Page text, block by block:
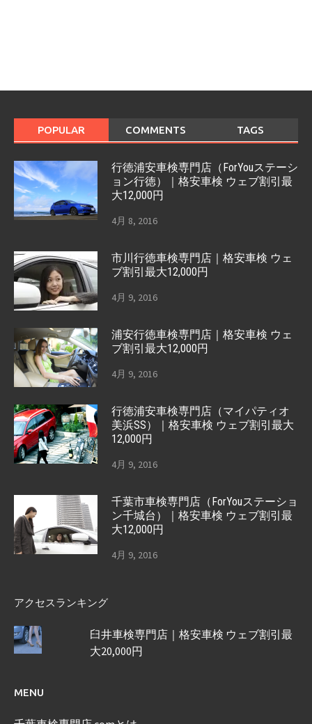
POPULAR COMMENTS TAGS
行徳浦安車検専門店（ForYouステーシ
ョン行徳）｜格安車検 ウェブ割引最
大12,000円
4月 8, 2016
市川行徳車検専門店｜格安車検 ウェ
ブ割引最大12,000円
4月 9, 2016
浦安行徳車検専門店｜格安車検 ウェ
ブ割引最大12,000円
4月 9, 2016
行徳浦安車検専門店（マイパティオ
美浜SS）｜格安車検 ウェブ割引最大
12,000円
4月 9, 2016
千葉市車検専門店（ForYouステーショ
ン千城台）｜格安車検 ウェブ割引最
大12,000円
4月 9, 2016
アクセスランキング
臼井車検専門店｜格安車検 ウェブ割引最
大20,000円
MENU